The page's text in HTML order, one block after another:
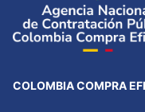
COLOMBIA COMPRA